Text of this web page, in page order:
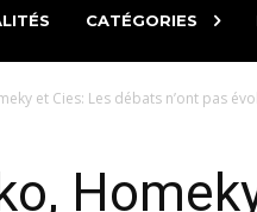
CATÉGORIES
et Cies: Les débats n’ont pas